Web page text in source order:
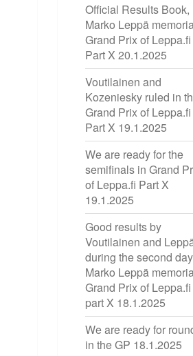
Official Results Book,
Marko Leppä
Grand Prix of Leppa.fi
Part X 20.1.2025
Voutilainen and
Kozeniesky ruled in
Grand Prix of Leppa.fi
Part X 19.1.2025
We are ready for the
semifinals in Grand
of Leppa.fi Part X
19.1.2025
Good results by
Voutilainen and
during the second
Marko Leppä
Grand Prix of Leppa.fi
part X 18.1.2025
We are ready for
in the GP 18.1.2025